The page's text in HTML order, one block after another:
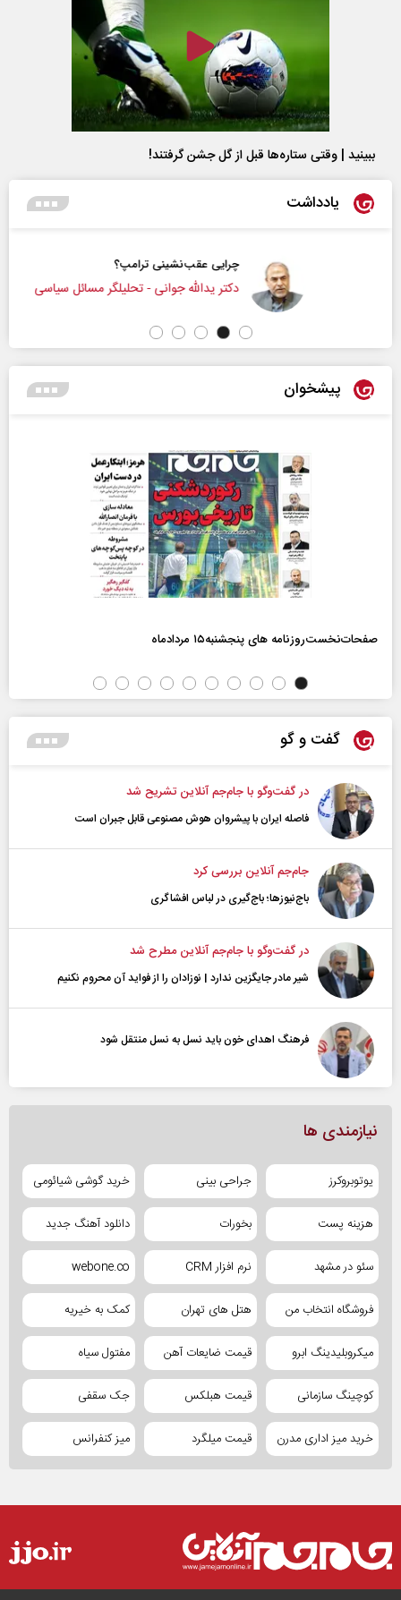
ببینید | وقتی ستاره‌ها قبل از گل جشن گرفتند!
یادداشت
چرایی عقب‌نشینی ترامپ؟
دکتر یدالله جوانی - تحلیلگر مسائل سیاسی
پیشخوان
صفحات‌نخست‌روزنامه ها‌ی پنجشنبه‌۱۵ مردادماه
گفت و گو
در گفت‌و‌گو با جام‌جم آنلاین تشریح شد
فاصله ایران با پیشرو‌ان هوش مصنوعی قابل جبران است
جام‌جم آنلاین بررسی کرد
باج‌نیوزها؛ باج‌گیری در لباس افشاگری
در گفت‌و‌گو با جام‌جم آنلاین مطرح شد
شیر مادر جایگزین ندارد | نوزادان را از فواید آن محروم نکنیم
فرهنگ اهدای خون باید نسل به نسل منتقل شود
نیازمندی ها
یوتوبروکرز جراحی بینی خرید گوشی شیائومی
هزینه پست بخورات دانلود آهنگ جدید
سئو در مشهد نرم افزار CRM webone.co
فروشگاه انتخاب من هتل های تهران کمک به خیریه
میکروبلیدینگ ابرو قیمت ضایعات آهن مفتول سیاه
کوچینگ سازمانی قیمت هبلکس جک سقفی
خرید میز اداری مدرن قیمت میلگرد میز کنفرانس